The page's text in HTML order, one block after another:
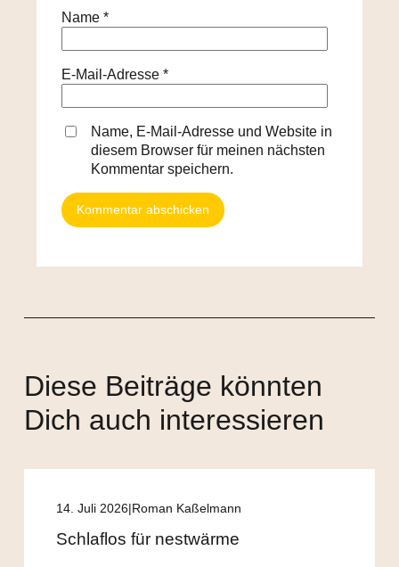
Name*
E-Mail-Adresse*
Name, E-Mail-Adresse und Website in
diesem Browser für meinen nächsten
Kommentar speichern.
Diese Beiträge könnten
Dich auch interessieren
14. Juli 2026 Roman Kaßelmann
Schlaflos für nestwärme